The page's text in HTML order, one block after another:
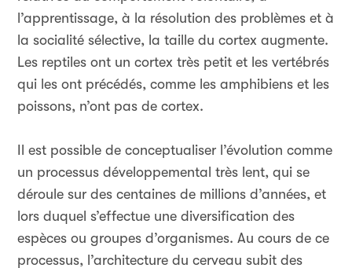
l’apprentissage, à la résolution des problèmes et à
la socialité sélective, la taille du cortex augmente.
Les reptiles ont un cortex très petit et les vertébrés
qui les ont précédés, comme les amphibiens et les
poissons, n’ont pas de cortex.
Il est possible de conceptualiser l’évolution comme
un processus développemental très lent, qui se
déroule sur des centaines de millions d’années, et
lors duquel s’effectue une diversification des
espèces ou groupes d’organismes. Au cours de ce
processus, l’architecture du cerveau subit des